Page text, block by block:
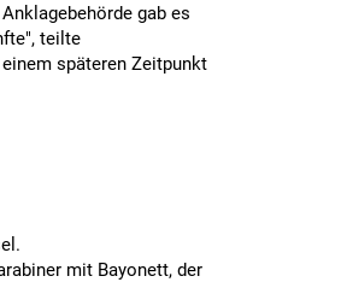
gab es
teilte
späteren Zeitpunkt
mit Bayonett, der